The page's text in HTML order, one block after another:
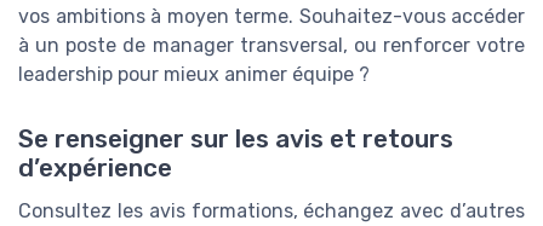
vos ambitions à moyen terme. Souhaitez-vous accéder
à un poste de manager transversal, ou renforcer votre
leadership pour mieux animer équipe ?
Se renseigner sur les avis et retours
d’expérience
Consultez les avis formations, échangez avec d’autres